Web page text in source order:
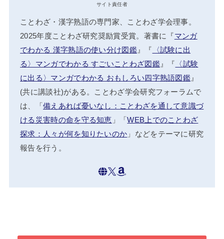
サイト責任者
ことわざ・漢字熟語の専門家、ことわざ学会理事。
2025年度ことわざ研究奨励賞受賞。著書に『マンガ
でわかる 漢字熟語の使い分け図鑑』『 〈試験に出
る〉マンガでわかる すごいことわざ図鑑』『 〈試験
に出る〉マンガでわかる おもしろい四字熟語図鑑 』
(共に講談社)がある。ことわざ学会研究フォーラムで
は、「備えあれば憂いなし：ことわざを通して意識づ
ける災害時の命を守る知恵 」「WEB上でのことわざ
探求：人々が何を知りたいのか 」などをテーマに研究
報告を行う。